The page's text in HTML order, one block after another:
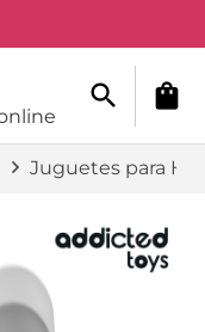
search shopping_bag
Juguetes para